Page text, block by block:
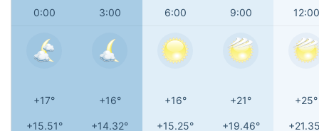
0:00 3:00 6:00 9:00 12:00
+17° +16° +16° +21° +25°
+15.51° +14.32° +15.25° +19.46°